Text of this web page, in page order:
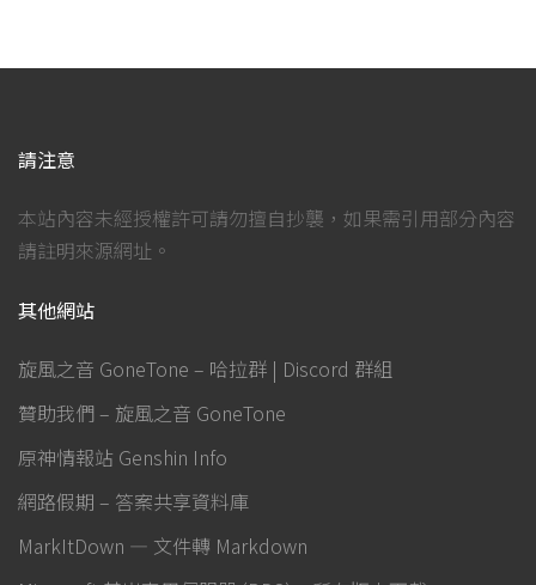
請注意
本站內容未經授權許可請勿擅自抄襲，如果需引用部分內容
請註明來源網址。
其他網站
旋風之音 GoneTone – 哈拉群 | Discord 群組
贊助我們 – 旋風之音 GoneTone
原神情報站 Genshin Info
網路假期 – 答案共享資料庫
MarkItDown — 文件轉 Markdown